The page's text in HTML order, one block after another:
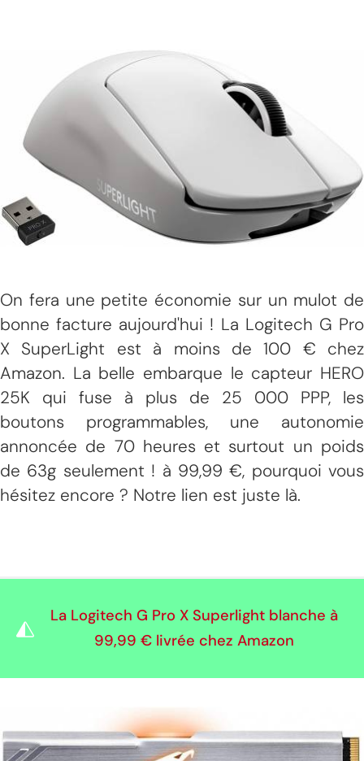
On fera une petite économie sur un mulot de
bonne facture aujourd'hui ! La Logitech G Pro
X SuperLight est à moins de 100 € chez
Amazon. La belle embarque le capteur HERO
25K qui fuse à plus de 25 000 PPP, les
boutons programmables, une autonomie
annoncée de 70 heures et surtout un poids
de 63g seulement ! à 99,99 €, pourquoi vous
hésitez encore ? Notre lien est juste là.
La Logitech G Pro X Superlight blanche à
99,99 € livrée chez Amazon